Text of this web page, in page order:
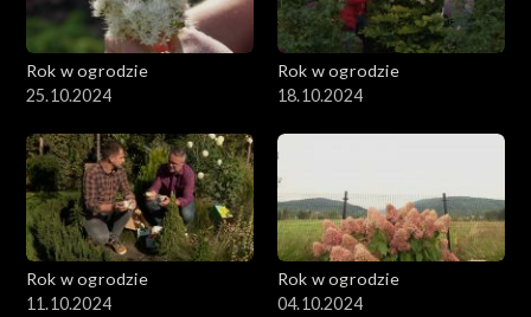
Rok w ogrodzie
25.10.2024
Rok w ogrodzie
18.10.2024
Rok w ogrodzie
11.10.2024
Rok w ogrodzie
04.10.2024